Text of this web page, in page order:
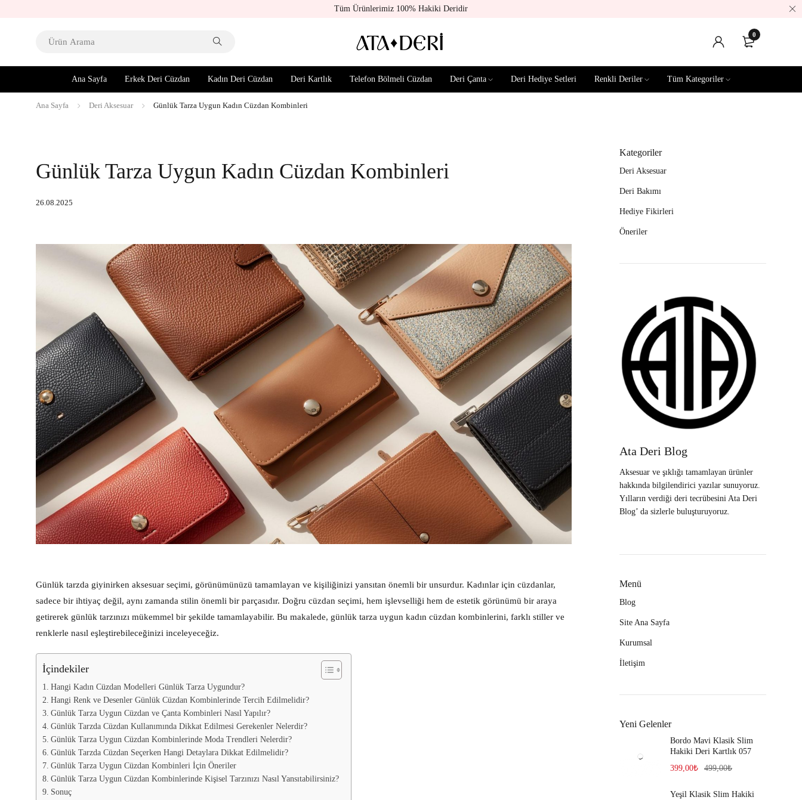
Tüm Ürünlerimiz 100% Hakiki Deridir
0
Ana Sayfa Erkek Deri Cüzdan Kadın Deri Cüzdan Deri Kartlık Telefon Bölmeli Cüzdan Deri Çanta Deri Hediye Setleri Renkli Deriler Tüm Kategoriler
Ana Sayfa Deri Aksesuar Günlük Tarza Uygun Kadın Cüzdan Kombinleri
Günlük Tarza Uygun Kadın Cüzdan Kombinleri
26.08.2025
Günlük tarzda giyinirken aksesuar seçimi, görünümünüzü tamamlayan ve kişiliğinizi yansıtan önemli bir unsurdur. Kadınlar için cüzdanlar,
sadece bir ihtiyaç değil, aynı zamanda stilin önemli bir parçasıdır. Doğru cüzdan seçimi, hem işlevselliği hem de estetik görünümü bir araya
getirerek günlük tarzınızı mükemmel bir şekilde tamamlayabilir. Bu makalede, günlük tarza uygun kadın cüzdan kombinlerini, farklı stiller ve
renklerle nasıl eşleştirebileceğinizi inceleyeceğiz.
İçindekiler
Hangi Kadın Cüzdan Modelleri Günlük Tarza Uygundur?
Hangi Renk ve Desenler Günlük Cüzdan Kombinlerinde Tercih Edilmelidir?
Günlük Tarza Uygun Cüzdan ve Çanta Kombinleri Nasıl Yapılır?
Günlük Tarzda Cüzdan Kullanımında Dikkat Edilmesi Gerekenler Nelerdir?
Günlük Tarza Uygun Cüzdan Kombinlerinde Moda Trendleri Nelerdir?
Günlük Tarzda Cüzdan Seçerken Hangi Detaylara Dikkat Edilmelidir?
Günlük Tarza Uygun Cüzdan Kombinleri İçin Öneriler
Günlük Tarza Uygun Cüzdan Kombinlerinde Kişisel Tarzınızı Nasıl Yansıtabilirsiniz?
Sonuç
Kategoriler
Deri Aksesuar
Deri Bakımı
Hediye Fikirleri
Öneriler
Ata Deri Blog
Aksesuar ve şıklığı tamamlayan ürünler
hakkında bilgilendirici yazılar sunuyoruz.
Yılların verdiği deri tecrübesini Ata Deri
Blog’ da sizlerle buluşturuyoruz.
Menü
Blog
Site Ana Sayfa
Kurumsal
İletişim
Yeni Gelenler
Bordo Mavi Klasik Slim
Hakiki Deri Kartlık 057
499,00₺
399,00₺
Yeşil Klasik Slim Hakiki